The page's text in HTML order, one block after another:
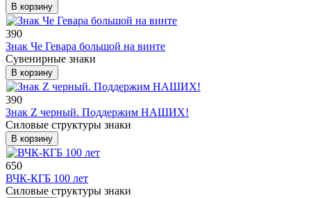
В корзину
390
Знак Че Гевара большой на винте
Сувенирные знаки
В корзину
390
Знак Z черный. Поддержим НАШИХ!
Силовые структуры знаки
В корзину
650
ВЧК-КГБ 100 лет
Силовые структуры знаки